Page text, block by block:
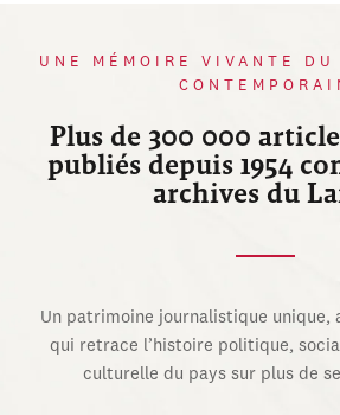
UNE MÉMOIRE VIVANTE DU
Plus de 300 000
publiés depuis 1954
archives du
Un patrimoine journalistique unique,
qui retrace l’histoire politique,
culturelle du pays sur plus de